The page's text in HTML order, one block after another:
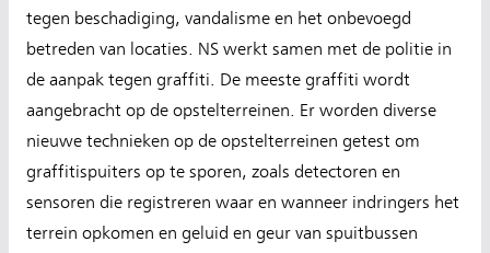
tegen beschadiging, vandalisme en het onbevoegd
betreden van locaties. NS werkt samen met de politie in
de aanpak tegen graffiti. De meeste graffiti wordt
aangebracht op de opstelterreinen. Er worden diverse
nieuwe technieken op de opstelterreinen getest om
graffitispuiters op te sporen, zoals detectoren en
sensoren die registreren waar en wanneer indringers het
terrein opkomen en geluid en geur van spuitbussen